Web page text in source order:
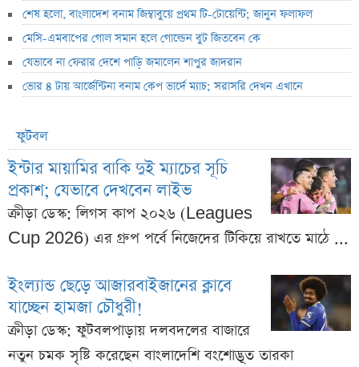
শেষ হলো, বাংলাদেশ বনাম জিম্বাবুয়ে প্রথম টি-টোয়েন্টি; জানুন ফলাফল
মেসি-এমবাপের গোল সমান হলে গোল্ডেন বুট জিতবেন কে
যেভাবে না ফেরার দেশে পাড়ি জমালেন শাপুর জাদরান
ভোর ৪ টায় আর্জেন্টিনা বনাম কেপ ভার্দে ম্যাচ; সরাসরি দেখন এখানে
ফুটবল
ইন্টার মায়ামির বাকি দুই ম্যাচের সূচি
প্রকাশ; যেভাবে দেখবেন লাইভ
ক্রীড়া ডেস্ক: লিগস কাপ ২০২৬ (Leagues
Cup 2026) এর গ্রুপ পর্বে নিজেদের টিকিয়ে রাখতে মাঠে ...
ইংল্যান্ড ছেড়ে আজারবাইজানের ক্লাবে
যাচ্ছেন হামজা চৌধুরী!
ক্রীড়া ডেস্ক: ফুটবলপাড়ায় দলবদলের বাজারে
নতুন চমক সৃষ্টি করেছেন বাংলাদেশি বংশোদ্ভূত তারকা